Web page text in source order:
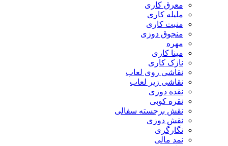
معرق کاری
مليله کاری
منبت کاری
منجوق دوزی
مهره
مینا کاری
نازک کاری
نقاشی روی لعاب
نقاشی زیر لعاب
نقده دوزی
نقره کوبی
نقش برجسته سفالی
نقش دوزی
نگارگری
نمد مالی